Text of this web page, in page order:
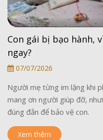
Con gái bị bạo hành,
ngay?
07/07/2026
Người mẹ từng im lặng khi
mang ơn người giúp đỡ,
đúng đắn để bảo vệ con.
Xem thêm